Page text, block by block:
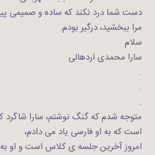
دست شما درد نکند که ساده و صمیمی
مرا ببخشید، درگیر بودم.
سلام
سارا محمدی اردهالی
.
.
.
متوجه شدم که گنگ نوشتم، سارا شاگرد
است که به او فارسی یاد می دادم،
امروز آخرین جلسه ی کلاس است و او